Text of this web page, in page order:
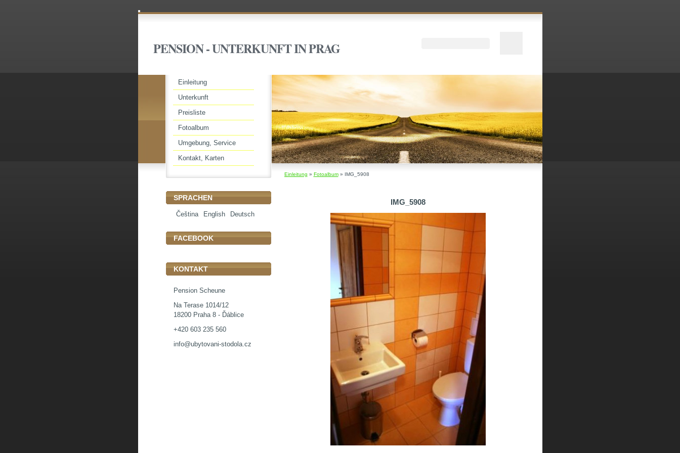
PENSION - UNTERKUNFT IN PRAG
Einleitung » Fotoalbum» IMG_5908
IMG_5908
Einleitung
Unterkunft
Preisliste
Fotoalbum
Umgebung, Service
Kontakt, Karten
SPRACHEN
Čeština English Deutsch
FACEBOOK
KONTAKT
Pension Scheune
Na Terase 1014/12
18200 Praha 8 - Ďáblice
+420 603 235 560
info@ubytovani-stodola.cz